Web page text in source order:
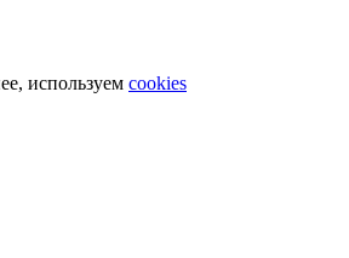
используем cookies